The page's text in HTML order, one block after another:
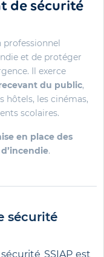
de sécurité
professionnel
et de protéger
Il exerce
du public,
hôtels, les cinémas,
scolaires.
en place des
.
sécurité
SSIAP est